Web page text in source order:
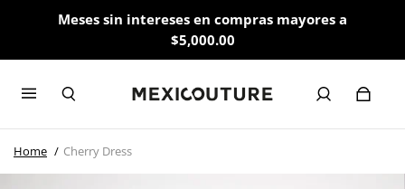
Meses sin intereses en compras mayores a
$5,000.00
Home Cherry Dress